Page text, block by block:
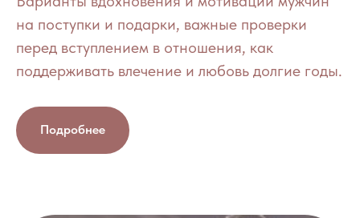
на поступки и подарки, важные проверки
перед вступлением в отношения, как
поддерживать влечение и любовь долгие годы.
Подробнее